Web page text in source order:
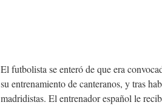
El futbolista se enteró de que era
su entrenamiento de canteranos, y tras
madridistas. El entrenador español le